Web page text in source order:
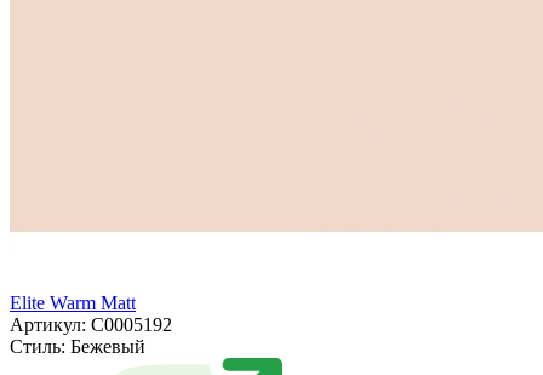
Elite Warm Matt
Артикул: С0005192
Стиль: Бежевый